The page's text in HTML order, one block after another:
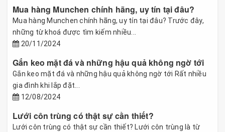
Mua hàng Munchen chính hãng, uy tín tại đâu?
Mua hàng Munchen chính hãng, uy tín tại đâu? Trước đây,
những từ khoá được tìm kiếm nhiều...
20/11/2024
Gắn keo mặt đá và những hậu quả không ngờ tới
Gắn keo mặt đá và những hậu quả không ngờ tới Rất nhiều
gia đình khi lắp đặt...
12/08/2024
Lưới côn trùng có thật sự cần thiết?
Lưới côn trùng có thật sự cần thiết? Lưới côn trùng là từ